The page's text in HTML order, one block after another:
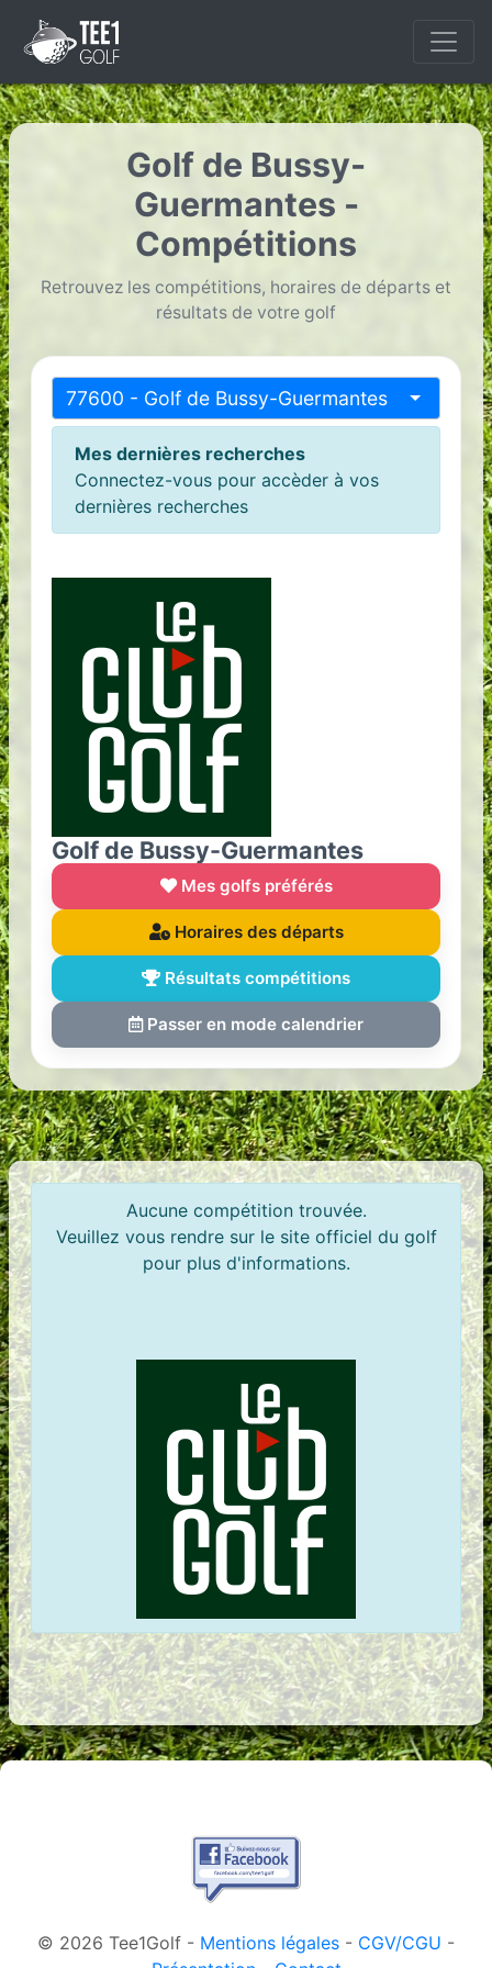
Golf de Bussy-
Guermantes -
Compétitions
Retrouvez les compétitions, horaires de départs et
résultats de votre golf
77600 - Golf de Bussy-Guermantes
Mes dernières recherches
Connectez-vous pour accèder à vos
dernières recherches
Golf de Bussy-Guermantes
Mes golfs préférés
Horaires des départs
Résultats compétitions
Passer en mode calendrier
Aucune compétition trouvée.
Veuillez vous rendre sur le site officiel du golf
pour plus d'informations.
© 2026 Tee1Golf - Mentions légales - CGV/CGU -